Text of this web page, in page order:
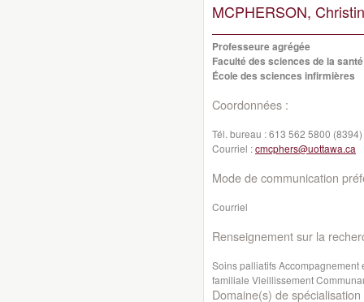
MCPHERSON,
Professeure agrégée
Faculté des sciences de la santé
École des sciences infirmières
Coordonnées :
Tél. bureau :613 562 5800 (8394)
Courriel :cmcphers@uottawa.ca
Mode de communication
Courriel
Renseignement sur la
Soins palliatifs
familiale Vieillissement
Domaine(s) de spécialisation